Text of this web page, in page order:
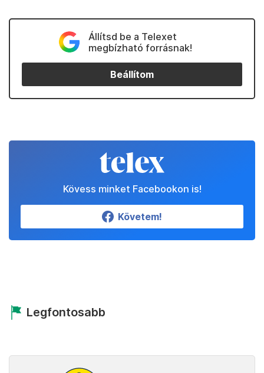
Állítsd be a Telexet
megbízható forrásnak!
Beállítom
Kövess minket Facebookon is!
Követem!
Legfontosabb